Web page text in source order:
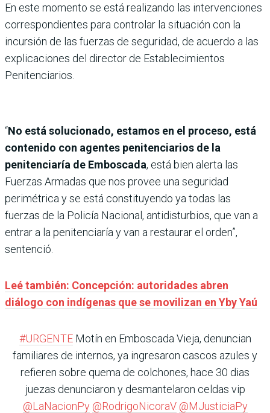
En este momento se está realizando las intervenciones
correspondientes para controlar la situación con la
incursión de las fuerzas de seguridad, de acuerdo a las
explicaciones del director de Establecimientos
Penitenciarios.
“No está solucionado, estamos en el proceso, está
contenido con agentes penitenciarios de la
penitenciaría de Emboscada, está bien alerta las
Fuerzas Armadas que nos provee una seguridad
perimétrica y se está constituyendo ya todas las
fuerzas de la Policía Nacional, antidisturbios, que van a
entrar a la penitenciaría y van a restaurar el orden”,
sentenció.
Leé también: Concepción: autoridades abren
diálogo con indígenas que se movilizan en Yby Yaú
#URGENTEMotín en Emboscada Vieja, denuncian
familiares de internos, ya ingresaron cascos azules y
refieren sobre quema de colchones, hace 30 dias
juezas denunciaron y desmantelaron celdas vip
@LaNacionPy @RodrigoNicoraV @MJusticiaPy